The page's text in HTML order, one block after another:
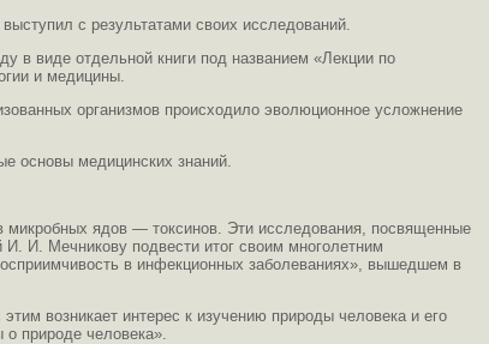
с результатами своих исследований.
в виде отдельной книги под названием «Лекции по
и медицины.
организмов происходило эволюционное усложнение
основы медицинских знаний.
микробных ядов — токсинов. Эти исследования, посвященные
И. Мечникову подвести итог своим многолетним
в инфекционных заболеваниях», вышедшем в
возникает интерес к изучению природы человека и его
о природе человека».